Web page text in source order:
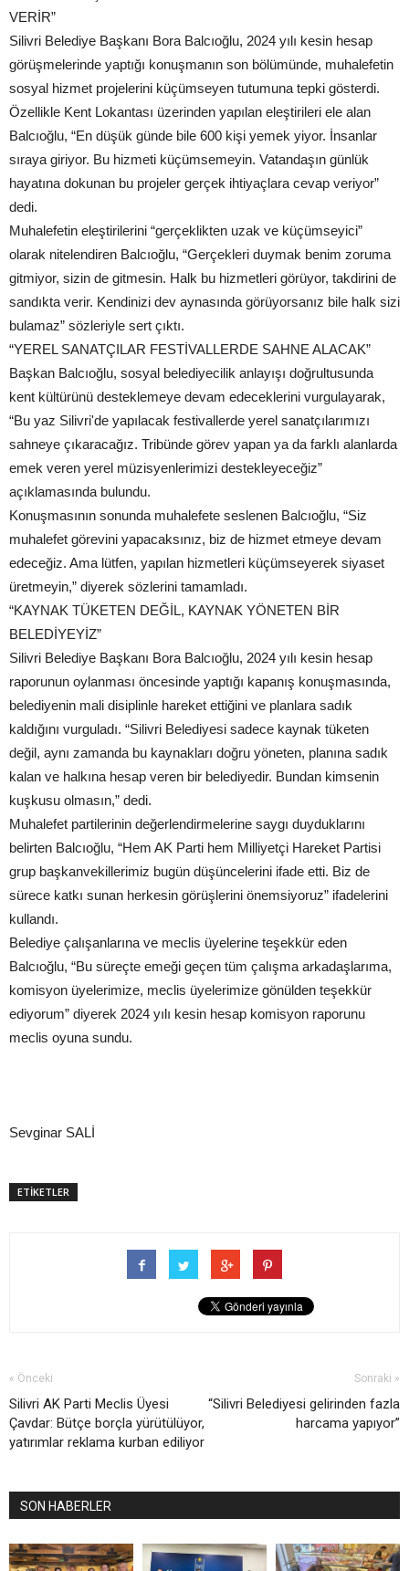
VERİR”
Silivri Belediye Başkanı Bora Balcıoğlu, 2024 yılı kesin hesap
görüşmelerinde yaptığı konuşmanın son bölümünde, muhalefetin
sosyal hizmet projelerini küçümseyen tutumuna tepki gösterdi.
Özellikle Kent Lokantası üzerinden yapılan eleştirileri ele alan
Balcıoğlu, “En düşük günde bile 600 kişi yemek yiyor. İnsanlar
sıraya giriyor. Bu hizmeti küçümsemeyin. Vatandaşın günlük
hayatına dokunan bu projeler gerçek ihtiyaçlara cevap veriyor”
dedi.
Muhalefetin eleştirilerini “gerçeklikten uzak ve küçümseyici”
olarak nitelendiren Balcıoğlu, “Gerçekleri duymak benim zoruma
gitmiyor, sizin de gitmesin. Halk bu hizmetleri görüyor, takdirini de
sandıkta verir. Kendinizi dev aynasında görüyorsanız bile halk sizi
bulamaz” sözleriyle sert çıktı.
“YEREL SANATÇILAR FESTİVALLERDE SAHNE ALACAK”
Başkan Balcıoğlu, sosyal belediyecilik anlayışı doğrultusunda
kent kültürünü desteklemeye devam edeceklerini vurgulayarak,
“Bu yaz Silivri'de yapılacak festivallerde yerel sanatçılarımızı
sahneye çıkaracağız. Tribünde görev yapan ya da farklı alanlarda
emek veren yerel müzisyenlerimizi destekleyeceğiz”
açıklamasında bulundu.
Konuşmasının sonunda muhalefete seslenen Balcıoğlu, “Siz
muhalefet görevini yapacaksınız, biz de hizmet etmeye devam
edeceğiz. Ama lütfen, yapılan hizmetleri küçümseyerek siyaset
üretmeyin,” diyerek sözlerini tamamladı.
“KAYNAK TÜKETEN DEĞİL, KAYNAK YÖNETEN BİR
BELEDİYEYİZ”
Silivri Belediye Başkanı Bora Balcıoğlu, 2024 yılı kesin hesap
raporunun oylanması öncesinde yaptığı kapanış konuşmasında,
belediyenin mali disiplinle hareket ettiğini ve planlara sadık
kaldığını vurguladı. “Silivri Belediyesi sadece kaynak tüketen
değil, aynı zamanda bu kaynakları doğru yöneten, planına sadık
kalan ve halkına hesap veren bir belediyedir. Bundan kimsenin
kuşkusu olmasın,” dedi.
Muhalefet partilerinin değerlendirmelerine saygı duyduklarını
belirten Balcıoğlu, “Hem AK Parti hem Milliyetçi Hareket Partisi
grup başkanvekillerimiz bugün düşüncelerini ifade etti. Biz de
sürece katkı sunan herkesin görüşlerini önemsiyoruz” ifadelerini
kullandı.
Belediye çalışanlarına ve meclis üyelerine teşekkür eden
Balcıoğlu, “Bu süreçte emeği geçen tüm çalışma arkadaşlarıma,
komisyon üyelerimize, meclis üyelerimize gönülden teşekkür
ediyorum” diyerek 2024 yılı kesin hesap komisyon raporunu
meclis oyuna sundu.
Sevginar SALİ
ETİKETLER
« Önceki
Silivri AK Parti Meclis Üyesi
Çavdar: Bütçe borçla yürütülüyor,
yatırımlar reklama kurban ediliyor
Sonraki »
“Silivri Belediyesi gelirinden fazla
harcama yapıyor”
SON HABERLER